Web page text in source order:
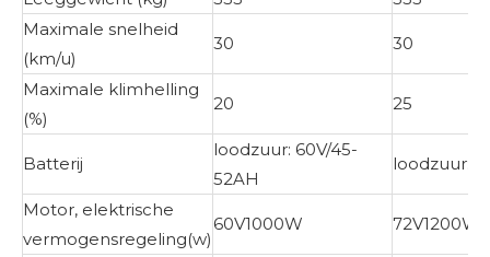
Maximale snelheid
(km/u)
30 30
Maximale klimhelling
(%)
20 25
Batterij
loodzuur: 60V/45-
52AH
loodzuur:
Motor, elektrische
vermogensregeling(w)
60V1000W 72V1200W